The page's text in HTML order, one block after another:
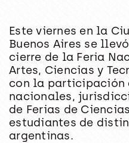
Este viernes en la
Buenos Aires se
cierre de la Feria
Artes, Ciencias y
con la participación
nacionales,
de Ferias de
estudiantes de
argentinas.